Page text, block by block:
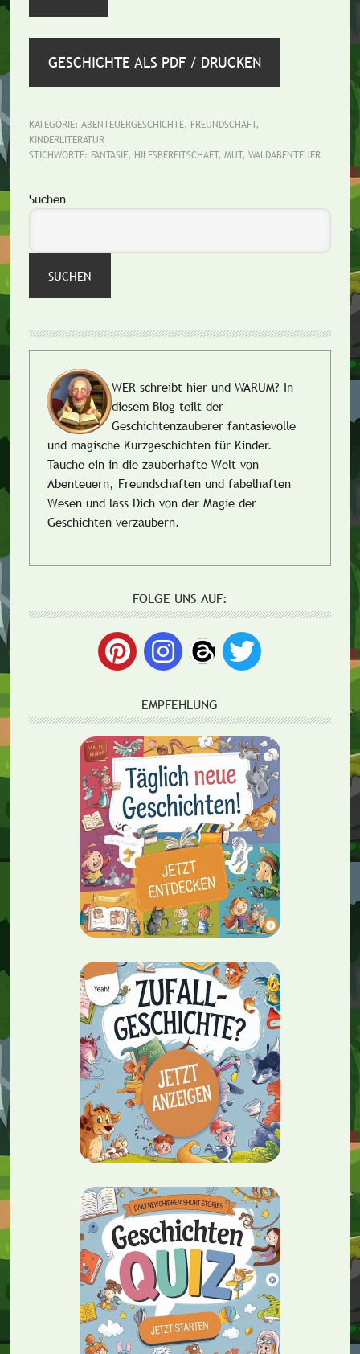
GESCHICHTE ALS PDF / DRUCKEN
KATEGORIE: ABENTEUERGESCHICHTE, FREUNDSCHAFT,
KINDERLITERATUR
STICHWORTE: FANTASIE, HILFSBEREITSCHAFT, MUT, WALDABENTEUER
Seitenspalte
Suchen
SUCHEN
WER schreibt hier und WARUM? In
diesem Blog teilt der
Geschichtenzauberer fantasievolle
und magische Kurzgeschichten für Kinder.
Tauche ein in die zauberhafte Welt von
Abenteuern, Freundschaften und fabelhaften
Wesen und lass Dich von der Magie der
Geschichten verzaubern.
FOLGE UNS AUF:
EMPFEHLUNG